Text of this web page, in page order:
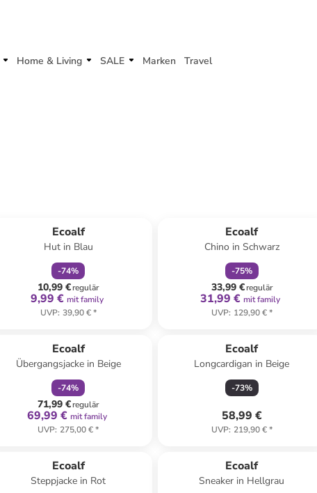
Home & Living SALE Marken Travel
Ecoalf
Hut in Blau
-74%
10,99 €regulär
9,99 € mit family
UVP: 39,90 €*
Ecoalf
Chino in Schwarz
-75%
33,99 €regulär
31,99 € mit family
UVP: 129,90 €*
Ecoalf
Übergangsjacke in Beige
-74%
71,99 €regulär
69,99 € mit family
UVP: 275,00 €*
Ecoalf
Longcardigan in Beige
-73%
58,99 €
UVP: 219,90 €*
Ecoalf
Steppjacke in Rot
Ecoalf
Sneaker in Hellgrau